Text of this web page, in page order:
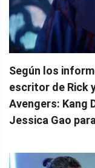
Según los
escritor de Rick
Avengers: Kang
Jessica Gao